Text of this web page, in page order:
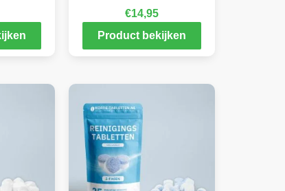
€14,95
Product bekijken